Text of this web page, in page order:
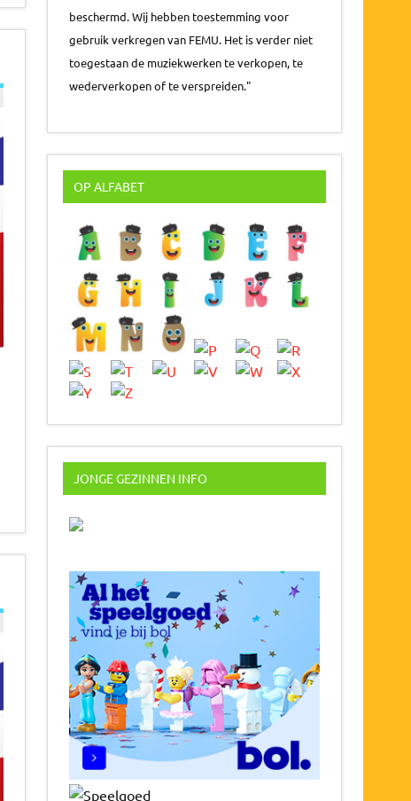
beschermd. Wij hebben toestemming voor
gebruik verkregen van FEMU. Het is verder niet
toegestaan de muziekwerken te verkopen, te
wederverkopen of te verspreiden."
OP ALFABET
JONGE GEZINNEN INFO